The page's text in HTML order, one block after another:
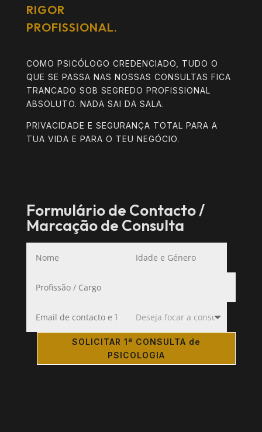
RIGOR
PROFISSIONAL.
COMO PSICÓLOGO CREDENCIADO, TUDO O
QUE SE PASSA NAS NOSSAS CONSULTAS FICA
TRANCADO SOB SEGREDO PROFISSIONAL
ABSOLUTO. NADA SAI DA SALA.
PRIVACIDADE E SEGURANÇA TOTAL PARA A
TUA VIDA E PARA O TEU NEGÓCIO.
Formulário de Contacto /
Marcação de Consulta
SOLICITAR 1ª CONSULTA de
PSICOLOGIA